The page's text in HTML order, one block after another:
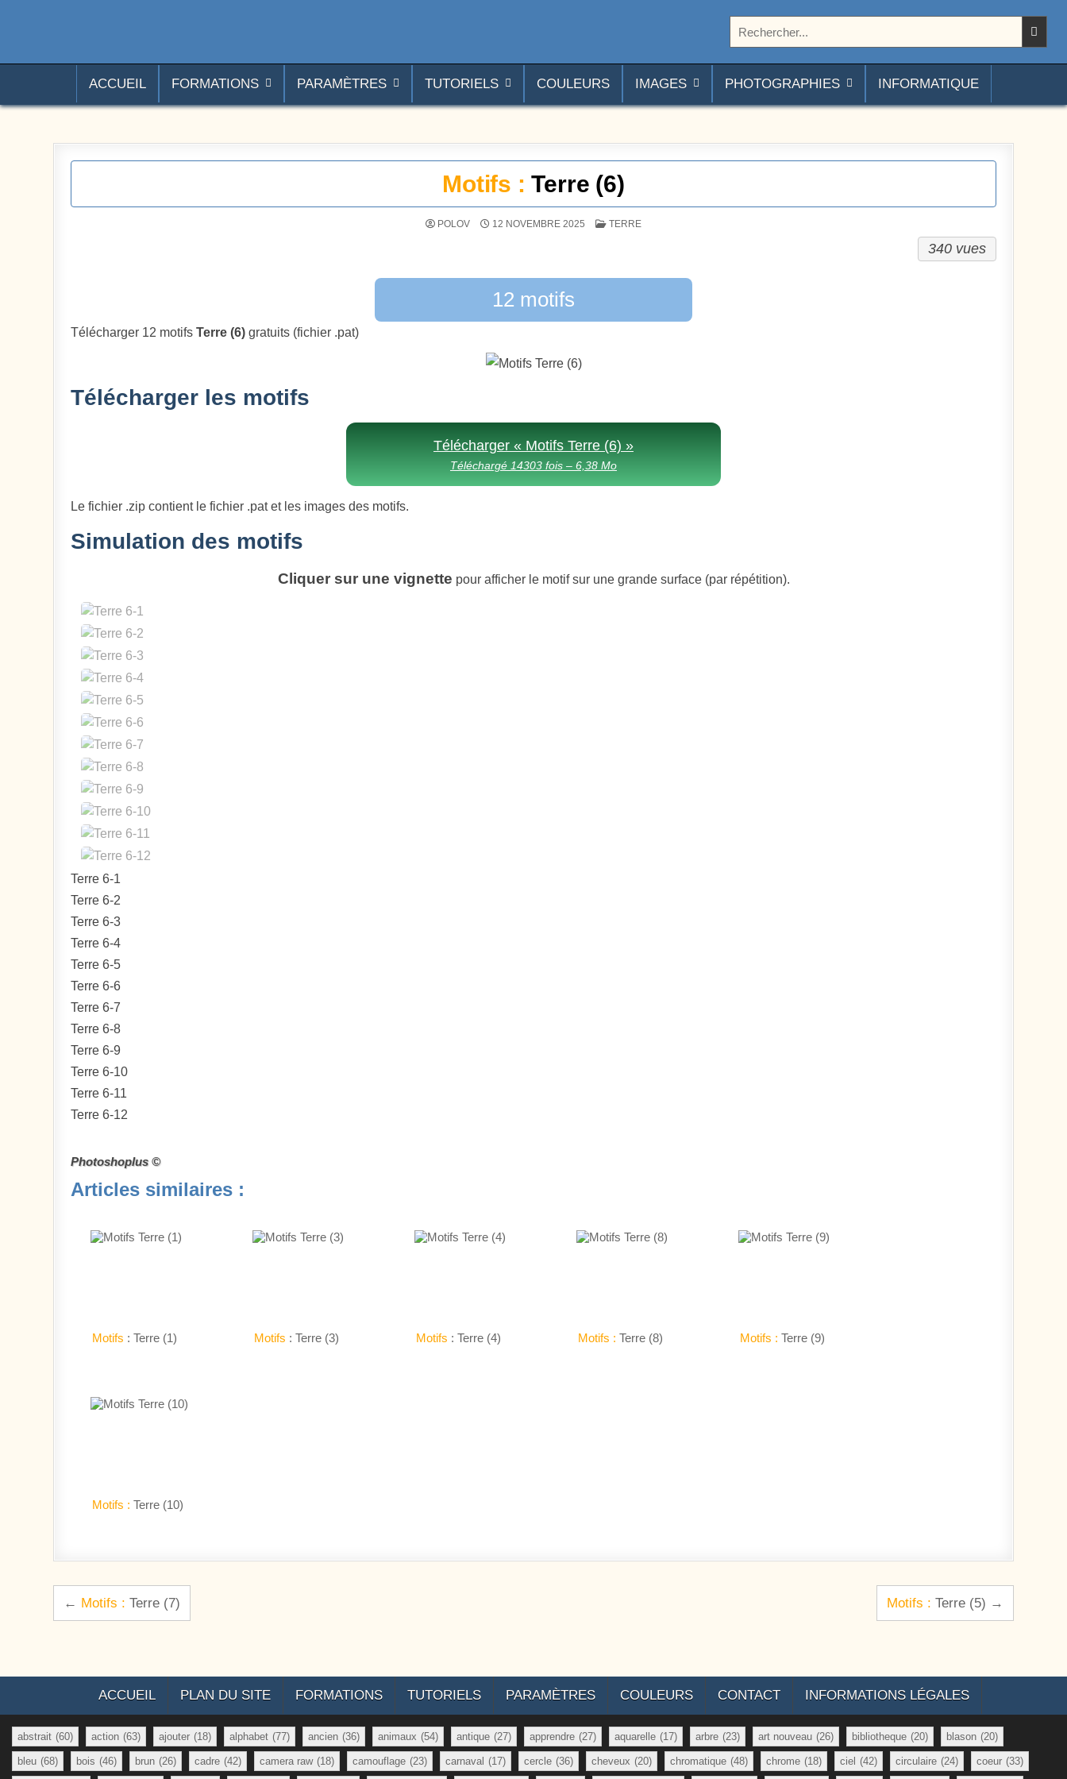
ACCUEIL FORMATIONS PARAMÈTRES TUTORIELS COULEURS IMAGES PHOTOGRAPHIES INFORMATIQUE
Motifs : Terre (6)
POLOV 12 NOVEMBRE 2025 POSTÉ DANS
TERRE
340 vues
12 motifs
Télécharger 12 motifsTerre (6) gratuits (fichier .pat)
Télécharger les motifs
Télécharger « Motifs Terre (6) »
Téléchargé 14303 fois – 6,38 Mo
Le fichier .zip contient le fichier .pat et les images des motifs.
Simulation des motifs
Cliquer sur une vignette pour afficher le motif sur une grande surface (par répétition).
Terre 6-1
Terre 6-2
Terre 6-3
Terre 6-4
Terre 6-5
Terre 6-6
Terre 6-7
Terre 6-8
Terre 6-9
Terre 6-10
Terre 6-11
Terre 6-12
Photoshoplus ©
Articles similaires :
Motifs : Terre (1) Motifs : Terre (3) Motifs : Terre (4) Motifs : Terre (8) Motifs : Terre (9)
Motifs : Terre (10)
Navigation de l’article Motifs : Terre (5) →
← Motifs : Terre (7)
ACCUEIL PLAN DU SITE FORMATIONS TUTORIELS PARAMÈTRES COULEURS CONTACT INFORMATIONS LÉGALES
abstrait (60) action (63) ajouter (18) alphabet (77) ancien (36) animaux (54) antique (27) apprendre (27) aquarelle (17) arbre (23) art nouveau (26) bibliotheque (20) blason (20)
bleu (68) bois (46) brun (26) cadre (42) camera raw (18) camouflage (23) carnaval (17) cercle (36) cheveux (20) chromatique (48) chrome (18) ciel (42) circulaire (24) coeur (33)